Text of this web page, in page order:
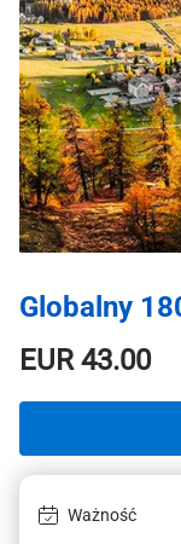
Globalny
EUR43.00
Ważność